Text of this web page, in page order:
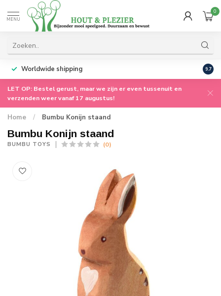
MENU
0
Worldwide shipping 9.7
LET OP: Bestel gerust, maar we zijn er even tussenuit en
verzenden weer vanaf 17 augustus!
Home / Bumbu Konijn staand
Bumbu Konijn staand
BUMBU TOYS (0)